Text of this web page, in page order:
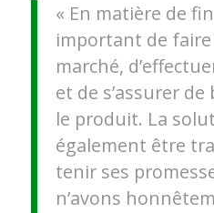
« En matière de
important de
marché,
et de s’assurer
le produit. La
également être
tenir ses
n’avons